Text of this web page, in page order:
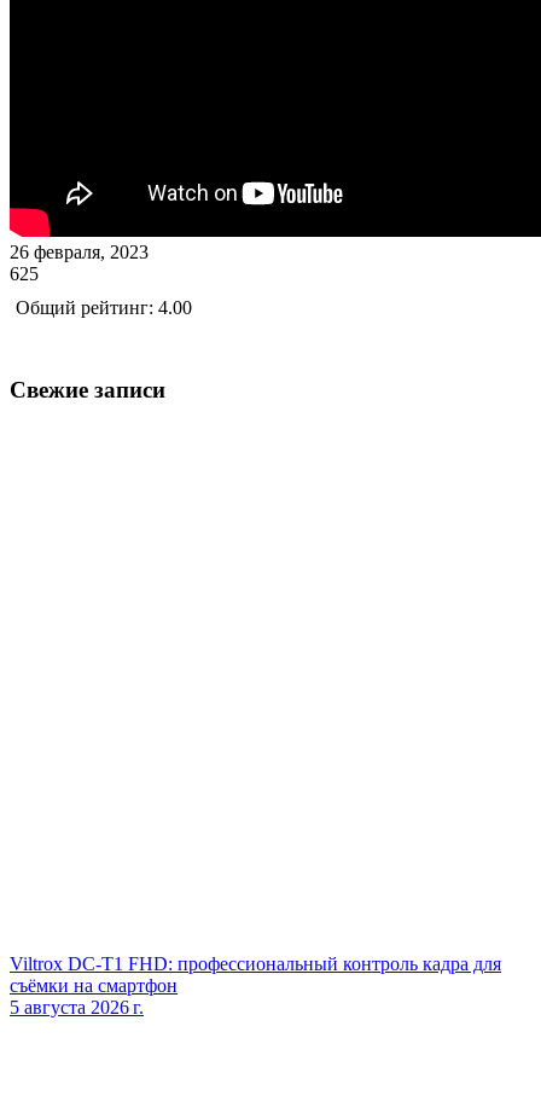
26 февраля, 2023
625
Общий рейтинг: 4.00
Свежие записи
Viltrox DC‑T1 FHD: профессиональный контроль кадра для
съёмки на смартфон
5 августа 2026 г.